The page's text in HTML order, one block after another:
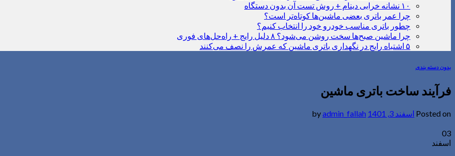
۱۰ نشانه خرابی دینام + روش تست آن بدون دستگاه
چرا عمر باتری بعضی ماشین‌ها کوتاه‌تر است؟
چطور باتری مناسب خودرو خود را انتخاب کنیم؟
چرا ماشین صبح‌ها سخت روشن می‌شود؟ ۸ دلیل رایج + راه‌حل‌های فوری
۵ اشتباه رایج در نگهداری باتری ماشین که عمرش را نصف می‌کنند
بدون دسته بندی
فرآیند ساخت باتری ماشین
Posted on اسفند 3, 1401 admin_fallah
03
اسفند